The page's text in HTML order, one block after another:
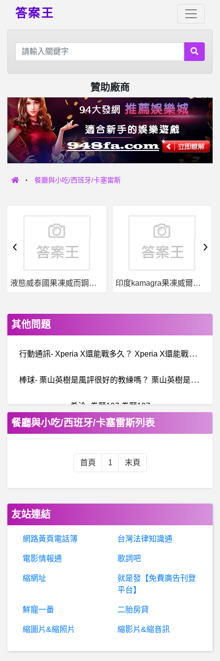
答案王
贊助廠商
餐廳與小吃/西班牙/卡塞雷斯
液態威泰國果凍威而鋼哪裡買 印度kamagra果凍威爾剛用於治療男性勃起功能障礙
‹ ›
其他問題
行
動通訊- Xperia X還能戰多久？ Xperia X還能戰多久？
棒
球- 栗山英樹是風評很好的教練嗎？ 栗山英樹是風評很好的教練嗎？
希洽- 拳願197 拳願197
B
aseballXXXX- （這篇認真）爪18人名單真的很難 （這篇認真）爪18人名單真的很難
股票- 違反人性的人，不是才會賺到錢嗎？
經濟學問題 請幫我解釋...?
餐廳與小吃/西班牙/卡塞雷斯列表
首頁 1 末頁
友站連結
網路黃頁電話簿 台灣法律知識通
電影情報通 歌詞吧
縮網址
就是發【免費廣告刊登
平台】
鮮寵一番 二胎房貸
縮圖片&縮照片 縮影片&縮音訊